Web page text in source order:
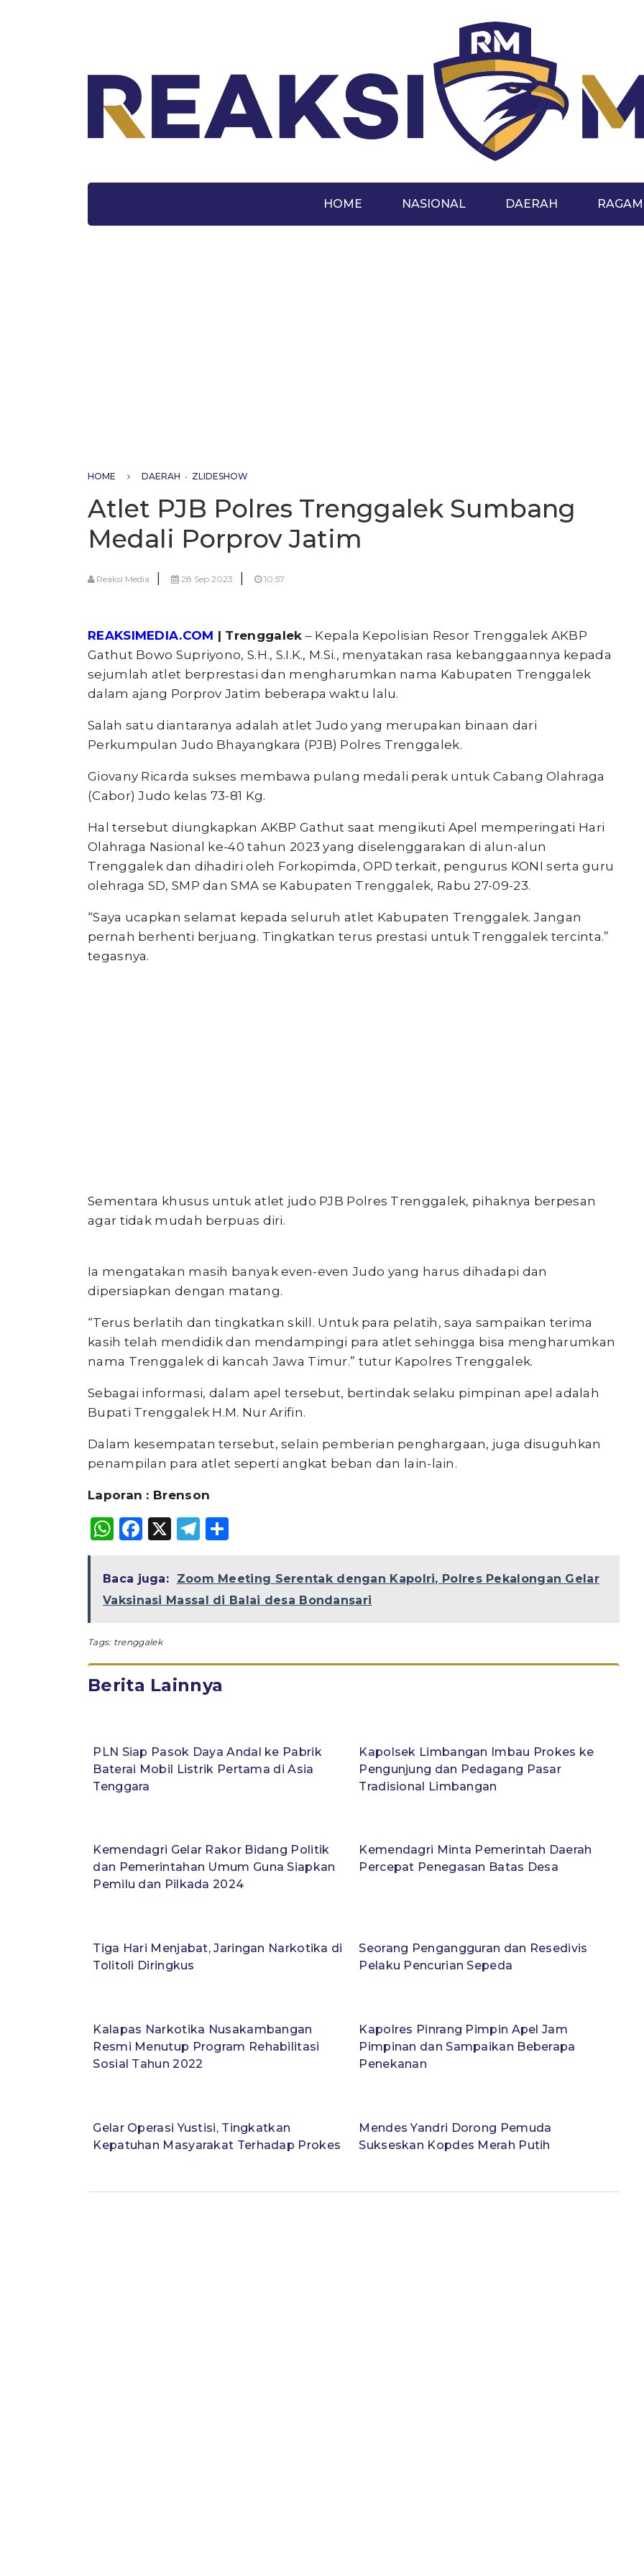
HOME NASIONAL DAERAH RAGAM
HOME DAERAH • ZLIDESHOW
Atlet PJB Polres Trenggalek Sumbang
Medali Porprov Jatim
Reaksi Media 28 Sep 2023 10:57
REAKSIMEDIA.COM | Trenggalek – Kepala Kepolisian Resor Trenggalek AKBP
Gathut Bowo Supriyono, S.H., S.I.K., M.Si., menyatakan rasa kebanggaannya kepada
sejumlah atlet berprestasi dan mengharumkan nama Kabupaten Trenggalek
dalam ajang Porprov Jatim beberapa waktu lalu.
Salah satu diantaranya adalah atlet Judo yang merupakan binaan dari
Perkumpulan Judo Bhayangkara (PJB) Polres Trenggalek.
Giovany Ricarda sukses membawa pulang medali perak untuk Cabang Olahraga
(Cabor) Judo kelas 73-81 Kg.
Hal tersebut diungkapkan AKBP Gathut saat mengikuti Apel memperingati Hari
Olahraga Nasional ke-40 tahun 2023 yang diselenggarakan di alun-alun
Trenggalek dan dihadiri oleh Forkopimda, OPD terkait, pengurus KONI serta guru
olehraga SD, SMP dan SMA se Kabupaten Trenggalek, Rabu 27-09-23.
“Saya ucapkan selamat kepada seluruh atlet Kabupaten Trenggalek. Jangan
pernah berhenti berjuang. Tingkatkan terus prestasi untuk Trenggalek tercinta.”
tegasnya.
Sementara khusus untuk atlet judo PJB Polres Trenggalek, pihaknya berpesan
agar tidak mudah berpuas diri.
Ia mengatakan masih banyak even-even Judo yang harus dihadapi dan
dipersiapkan dengan matang.
“Terus berlatih dan tingkatkan skill. Untuk para pelatih, saya sampaikan terima
kasih telah mendidik dan mendampingi para atlet sehingga bisa mengharumkan
nama Trenggalek di kancah Jawa Timur.” tutur Kapolres Trenggalek.
Sebagai informasi, dalam apel tersebut, bertindak selaku pimpinan apel adalah
Bupati Trenggalek H.M. Nur Arifin.
Dalam kesempatan tersebut, selain pemberian penghargaan, juga disuguhkan
penampilan para atlet seperti angkat beban dan lain-lain.
Laporan : Brenson
WhatsApp
Facebook
X Telegram
Baca juga:
Zoom Meeting Serentak dengan Kapolri, Polres Pekalongan Gelar
Vaksinasi Massal di Balai desa Bondansari
Tags: trenggalek
Berita Lainnya
PLN Siap Pasok Daya Andal ke Pabrik
Baterai Mobil Listrik Pertama di Asia
Tenggara
Kapolsek Limbangan Imbau Prokes ke
Pengunjung dan Pedagang Pasar
Tradisional Limbangan
Kemendagri Gelar Rakor Bidang Politik
dan Pemerintahan Umum Guna Siapkan
Pemilu dan Pilkada 2024
Kemendagri Minta Pemerintah Daerah
Percepat Penegasan Batas Desa
Tiga Hari Menjabat, Jaringan Narkotika di
Tolitoli Diringkus
Seorang Pengangguran dan Resedivis
Pelaku Pencurian Sepeda
Kalapas Narkotika Nusakambangan
Resmi Menutup Program Rehabilitasi
Sosial Tahun 2022
Kapolres Pinrang Pimpin Apel Jam
Pimpinan dan Sampaikan Beberapa
Penekanan
Gelar Operasi Yustisi, Tingkatkan
Kepatuhan Masyarakat Terhadap Prokes
Mendes Yandri Dorong Pemuda
Sukseskan Kopdes Merah Putih